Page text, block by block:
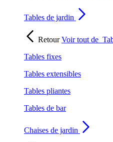
Tables de jardin
RetourVoir tout de
Tables fixes
Tables extensibles
Tables pliantes
Tables de bar
Chaises de jardin